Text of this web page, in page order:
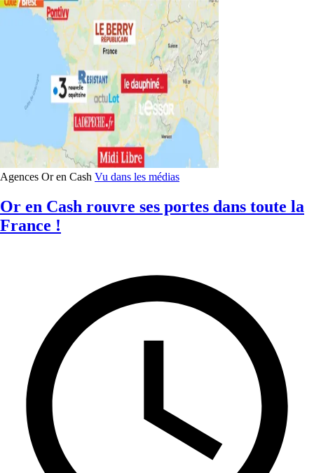
Agences Or en Cash Vu dans les médias
Or en Cash rouvre ses portes dans toute la
France !